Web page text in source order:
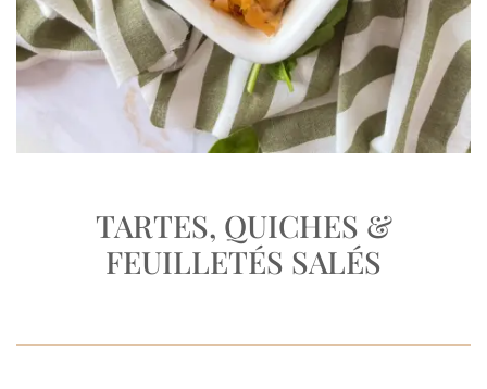
TARTES, QUICHES &
FEUILLETÉS SALÉS